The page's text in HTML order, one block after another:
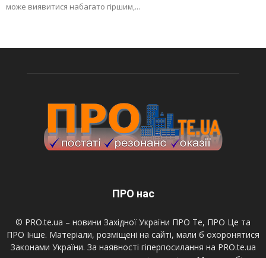
може виявитися набагато гіршим,...
ПРО нас
© PRO.te.ua – новини Західної України ПРО Те, ПРО Це та
ПРО Інше. Матеріали, розміщені на сайті, мали б охоронятися
Законами України. За наявності гіперпосилання на PRO.te.ua